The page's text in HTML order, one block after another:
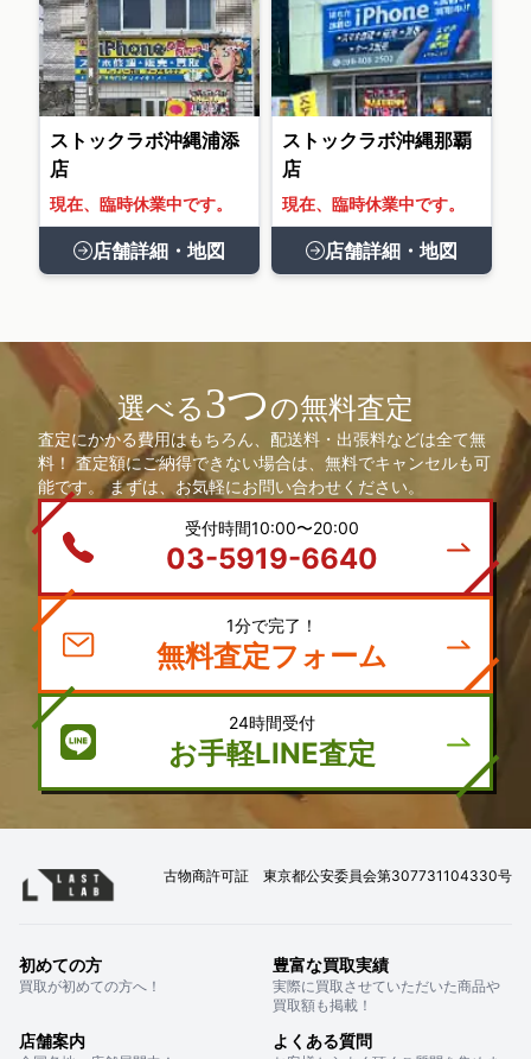
ストックラボ沖縄浦添
店
現在、臨時休業中です。
店舗詳細・地図
ストックラボ沖縄那覇
店
現在、臨時休業中です。
店舗詳細・地図
選べる3つの無料査定
査定にかかる費用はもちろん、配送料・出張料などは全て無
料！ 査定額にご納得できない場合は、無料でキャンセルも可
能です。 まずは、お気軽にお問い合わせください。
受付時間10:00〜20:00
03-5919-6640
1分で完了！
無料査定フォーム
24時間受付
お手軽LINE査定
古物商許可証 東京都公安委員会第307731104330号
初めての方
買取が初めての方へ！
豊富な買取実績
実際に買取させていただいた商品や
買取額も掲載！
店舗案内 よくある質問